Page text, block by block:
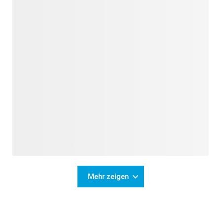
Mehr zeigen